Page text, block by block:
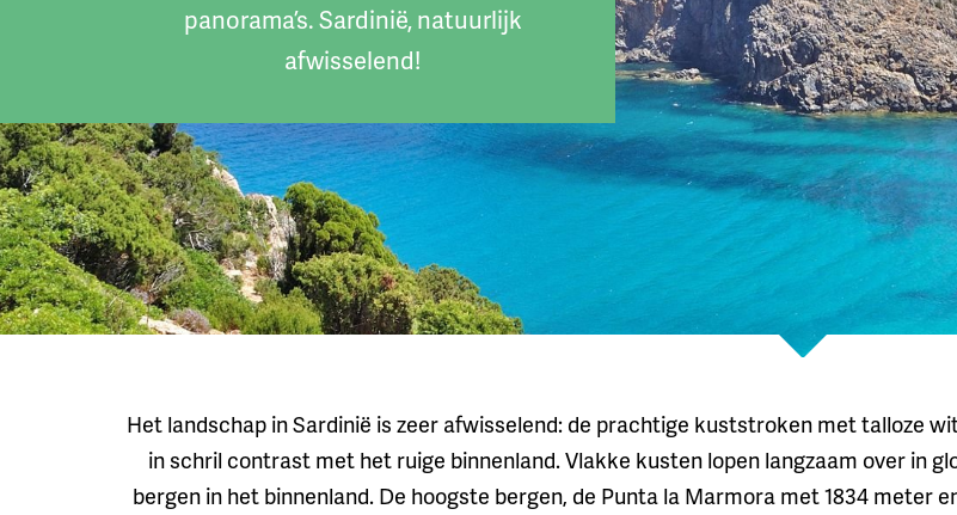
panorama’s. Sardinië, natuurlijk
afwisselend!
Het landschap in Sardinië is zeer afwisselend: de prachtige kuststroken met talloze
in schril contrast met het ruige binnenland. Vlakke kusten lopen langzaam over in
bergen in het binnenland. De hoogste bergen, de Punta la Marmora met 1834 meter